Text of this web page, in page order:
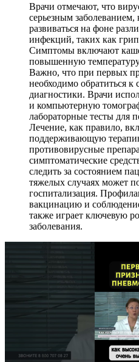
Врачи отмечают, что
серьезным заболеванием,
развиваться на фоне
инфекций, таких как
Симптомы включают
повышенную
Важно, что при первых
необходимо обратиться к
диагностики. Врачи
и компьютерную
лабораторные тесты для
Лечение, как правило,
поддерживающую
противовирусные
симптоматические
следить за состоянием
тяжелых случаях может
госпитализация.
вакцинацию и
также играет ключевую
заболевания.